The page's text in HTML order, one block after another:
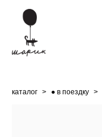
каталог > ● в поездку >